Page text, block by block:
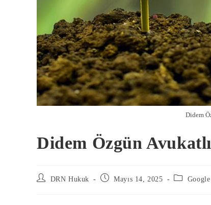
Didem
Didem Özgün
DRN Hukuk Mayıs 14, 2025 Google